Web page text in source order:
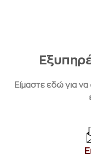
Είμαστε εδώ για